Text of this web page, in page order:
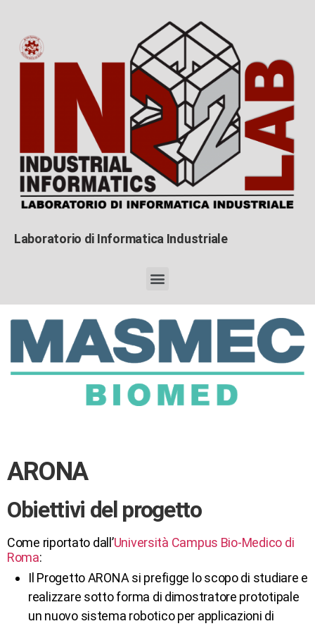
Laboratorio di Informatica Industriale
ARONA
Obiettivi del progetto
Come riportato dall’Università Campus Bio-Medico di
Roma:
Il Progetto ARONA si prefigge lo scopo di studiare e
realizzare sotto forma di dimostratore prototipale
un nuovo sistema robotico per applicazioni di